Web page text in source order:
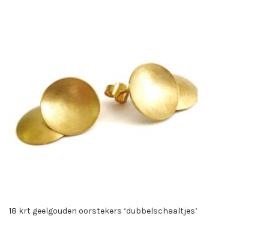
18 krt geelgouden oorstekers ‘dubbelschaaltjes’